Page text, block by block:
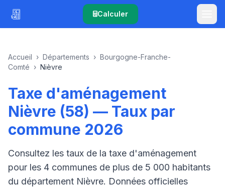
Calculer
Accueil › Départements › Bourgogne-Franche-
Comté › Nièvre
Taxe d'aménagement
Nièvre (58) — Taux par
commune 2026
Consultez les taux de la taxe d'aménagement
pour les 4 communes de plus de 5 000 habitants
du département Nièvre. Données officielles